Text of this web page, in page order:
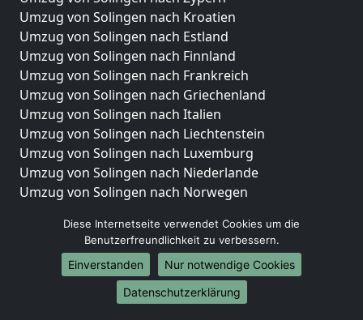
Umzug von Solingen nach Kroatien
Umzug von Solingen nach Estland
Umzug von Solingen nach Finnland
Umzug von Solingen nach Frankreich
Umzug von Solingen nach Griechenland
Umzug von Solingen nach Italien
Umzug von Solingen nach Liechtenstein
Umzug von Solingen nach Luxemburg
Umzug von Solingen nach Niederlande
Umzug von Solingen nach Norwegen
Umzüge-Deutschlandweit
Umzug von Solingen nach Berlin
Umzug von Solingen nach Hamburg
Umzug von Solingen nach München
Umzug von Solingen nach Köln
Diese Internetseite verwendet Cookies um die
Benutzerfreundlichkeit zu verbessern.
Einverstanden
Nur notwendige Cookies
Datenschutzerklärung